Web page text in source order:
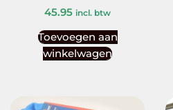
45.95 incl. btw
Toevoegen aan
winkelwagen